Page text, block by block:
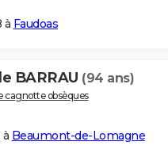
à Faudoas
BARRAU (94 ans)
cagnotte obsèques
à Beaumont-de-Lomagne